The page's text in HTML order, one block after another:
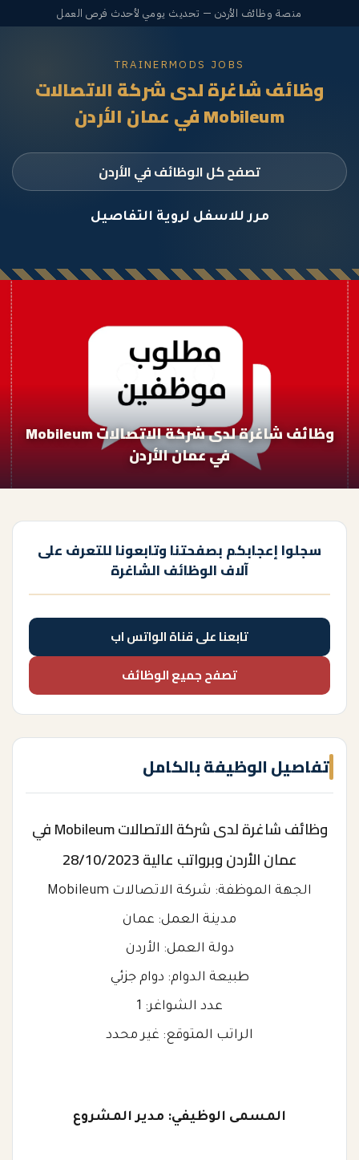
منصة وظائف الأردن — تحديث يومي لأحدث فرص العمل
TRAINERMODS JOBS
وظائف شاغرة لدى شركة الاتصالات
Mobileum في عمان الأردن
تصفح كل الوظائف في الأردن
مرر للاسفل لروية التفاصيل
وظائف شاغرة لدى شركة الاتصالات Mobileum
في عمان الأردن
سجلوا إعجابكم بصفحتنا وتابعونا للتعرف على
آلاف الوظائف الشاغرة
تابعنا على قناة الواتس اب
تصفح جميع الوظائف
تفاصيل الوظيفة بالكامل
وظائف شاغرة لدى شركة الاتصالات Mobileum في
عمان الأردن وبرواتب عالية 28/10/2023
الجهة الموظفة: شركة الاتصالات Mobileum
مدينة العمل: عمان
دولة العمل: الأردن
طبيعة الدوام: دوام جزئي
عدد الشواغر: 1
الراتب المتوقع: غير محدد
المسمى الوظيفي: مدير المشروع